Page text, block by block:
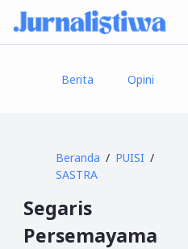
Berita Opini
Beranda
PUISI
SASTRA
Segaris
Persemayama